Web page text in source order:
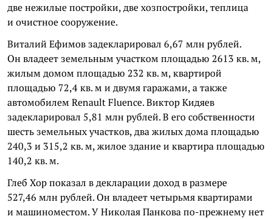
две нежилые постройки, две хозпостройки, теплица
и очистное сооружение.
Виталий Ефимов задекларировал 6,67 млн рублей.
Он владеет земельным участком площадью 2613 кв. м,
жилым домом площадью 232 кв. м, квартирой
площадью 72,4 кв. м и двумя гаражами, а также
автомобилем Renault Fluence. Виктор Кидяев
задекларировал 5,81 млн рублей. В его собственности
шесть земельных участков, два жилых дома площадью
240,3 и 315,2 кв. м, жилое здание и квартира площадью
140,2 кв. м.
Глеб Хор показал в декларации доход в размере
527,46 млн рублей. Он владеет четырьмя квартирами
и машиноместом. У Николая Панкова по-прежнему нет